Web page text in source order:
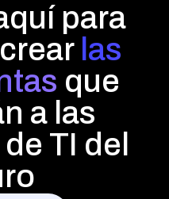
para
las
que
a las
TI del